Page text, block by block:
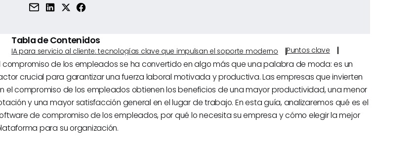
Tabla de Contenidos
IA para servicio al cliente: tecnologías clave que impulsan el soporte moderno Puntos clave
compromiso de los empleados se ha convertido en algo más que una palabra de moda: es un
crucial para garantizar una fuerza laboral motivada y productiva. Las empresas que invierten
el compromiso de los empleados obtienen los beneficios de una mayor productividad, una menor
y una mayor satisfacción general en el lugar de trabajo. En esta guía, analizaremos qué es el
de compromiso de los empleados, por qué lo necesita su empresa y cómo elegir la mejor
para su organización.